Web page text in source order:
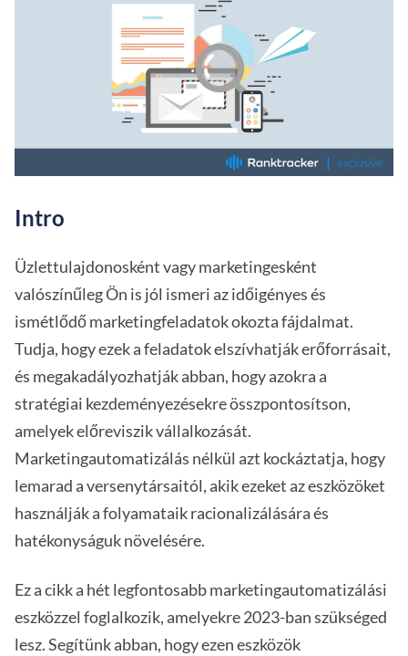
Intro
Üzlettulajdonosként vagy marketingesként
valószínűleg Ön is jól ismeri az időigényes és
ismétlődő marketingfeladatok okozta fájdalmat.
Tudja, hogy ezek a feladatok elszívhatják erőforrásait,
és megakadályozhatják abban, hogy azokra a
stratégiai kezdeményezésekre összpontosítson,
amelyek előreviszik vállalkozását.
Marketingautomatizálás nélkül azt kockáztatja, hogy
lemarad a versenytársaitól, akik ezeket az eszközöket
használják a folyamataik racionalizálására és
hatékonyságuk növelésére.
Ez a cikk a hét legfontosabb marketingautomatizálási
eszközzel foglalkozik, amelyekre 2023-ban szükséged
lesz. Segítünk abban, hogy ezen eszközök